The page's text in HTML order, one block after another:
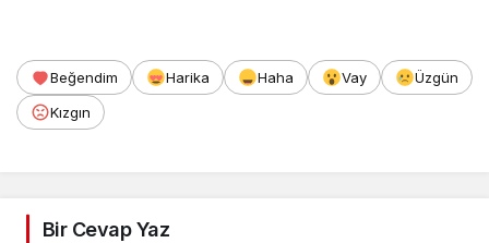
Beğendim Harika Haha Vay
Üzgün
Kızgın
Bir Cevap Yaz